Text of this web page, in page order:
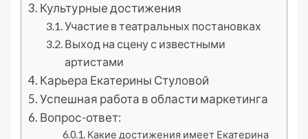
Культурные достижения
Участие в театральных постановках
Выход на сцену с известными
артистами
Карьера Екатерины Стуловой
Успешная работа в области маркетинга
Вопрос-ответ:
Какие достижения имеет Екатерина